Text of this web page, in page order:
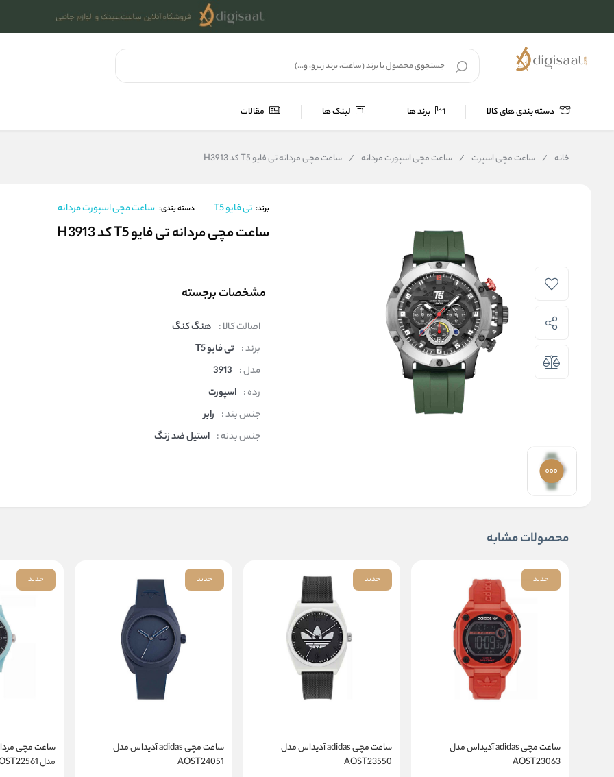
دسته بندی های کالا برند ها لینک ها مقالات
خانه / ساعت مچی اسپرت / ساعت مچی اسپورت مردانه / ساعت مچی مردانه تی فایو T5 کد H3913
برند: تی فایو T5 دسته بندی: ساعت مچی اسپورت مردانه
ساعت مچی مردانه تی فایو T5 کد H3913
مشخصات برجسته
اصالت کالا : هنگ کنگ
برند : تی فایو T5
مدل : 3913
رده : اسپورت
جنس بند : رابر
جنس بدنه : استیل ضد زنگ
محصولات مشابه
جدید
ساعت مچی adidas آدیداس مدل
AOST23063
جدید
ساعت مچی adidas آدیداس مدل
AOST23550
جدید
ساعت مچی adidas آدیداس مدل
AOST24051
جدید
مدل AOST22561